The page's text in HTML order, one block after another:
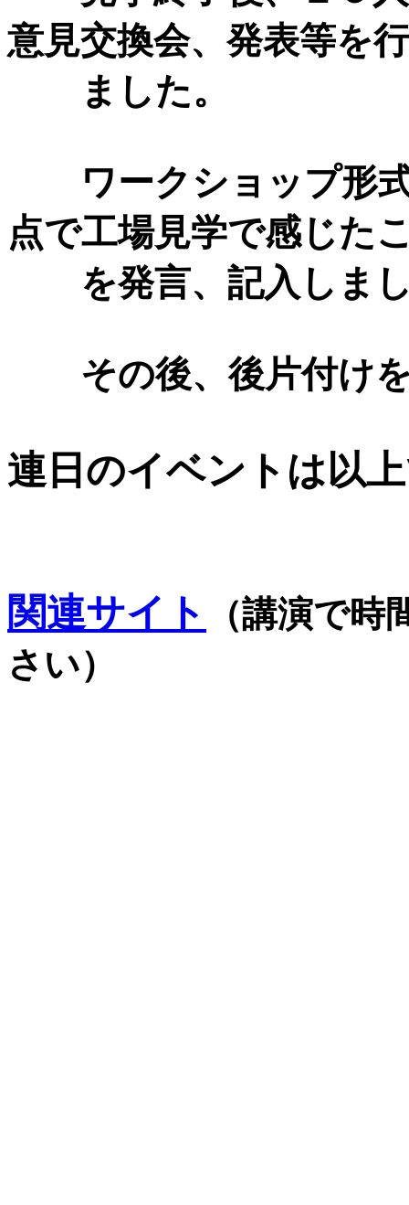
意見交換会、発表等を
ました。
ワークショップ形式
点で工場見学で感じた
を発言、記入しま
その後、後片付けを
連日のイベントは以
関連サイト
（講演で
さい）